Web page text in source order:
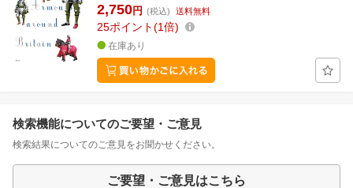
2,750円 (税込) 送料無料
25ポイント 1倍
在庫あり
検索機能についてのご要望・ご意見
検索結果についてのご意見をお聞かせください。
ご要望・ご意見はこちら